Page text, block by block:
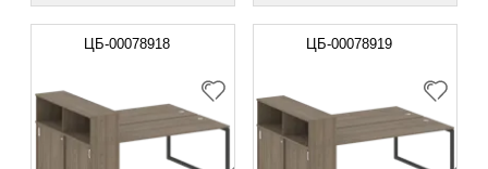
ЦБ-00078918 ЦБ-00078919